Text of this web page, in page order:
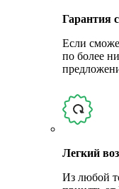
Гарантия
Если
по более
Легкий
Из любой